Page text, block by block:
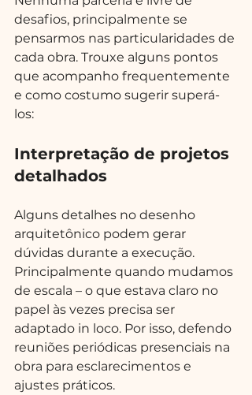
desafios, principalmente se
pensarmos nas particularidades de
cada obra. Trouxe alguns pontos
que acompanho frequentemente
e como costumo sugerir superá-
los:
Interpretação de projetos
detalhados
Alguns detalhes no desenho
arquitetônico podem gerar
dúvidas durante a execução.
Principalmente quando mudamos
de escala – o que estava claro no
papel às vezes precisa ser
adaptado in loco. Por isso, defendo
reuniões periódicas presenciais na
obra para esclarecimentos e
ajustes práticos.